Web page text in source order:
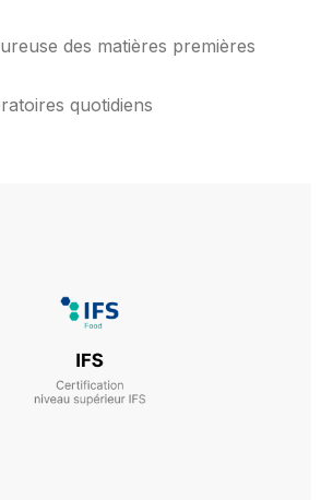
des matières premières
quotidiens